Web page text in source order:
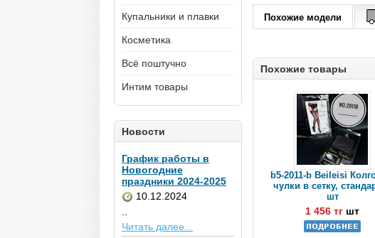
Купальники и плавки
Косметика
Всё поштучно
Интим товары
Похожие модели
Похожие товары
b5-2011-b Beileisi
чулки в сетку,
шт
1 456 тг шт
Новости
График работы в
Новогодние
праздники 2024-2025
10.12.2024
..
Читать далее...